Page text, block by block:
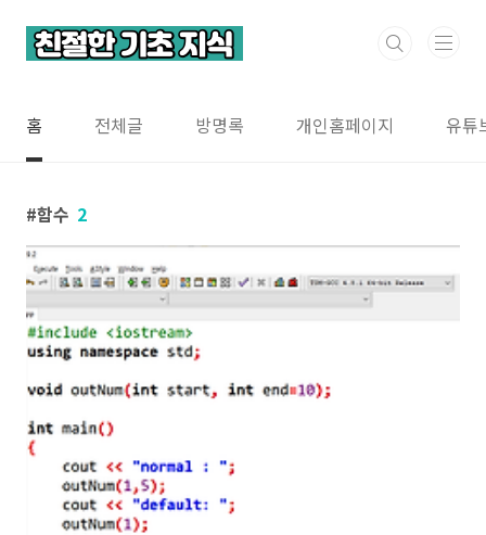
홈 전체글 방명록 개인홈페이지 유튜
함수 2